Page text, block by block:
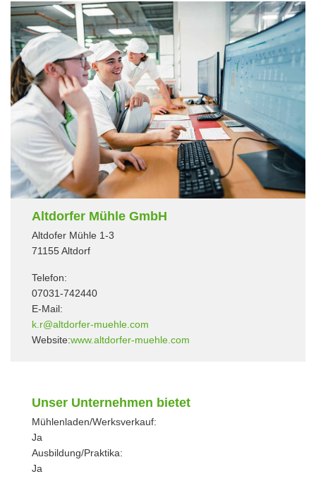
Altdorfer Mühle GmbH
Altdofer Mühle 1-3
71155 Altdorf
Telefon:
07031-742440
E-Mail:
k.r@altdorfer-muehle.com
Website:www.altdorfer-muehle.com
Unser Unternehmen bietet
Mühlenladen/Werksverkauf:
Ja
Ausbildung/Praktika:
Ja